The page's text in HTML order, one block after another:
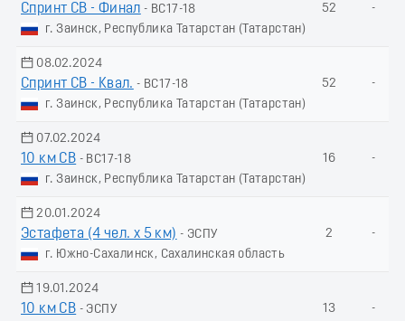
Спринт СВ - Финал - ВС17-18
г. Заинск, Республика Татарстан (Татарстан)
52 -
08.02.2024
Спринт СВ - Квал. - ВС17-18
г. Заинск, Республика Татарстан (Татарстан)
52 -
07.02.2024
10 км СВ - ВС17-18
г. Заинск, Республика Татарстан (Татарстан)
16 -
20.01.2024
Эстафета (4 чел. х 5 км) - ЭСПУ
г. Южно-Сахалинск, Сахалинская область
2 -
19.01.2024
10 км СВ - ЭСПУ
13 -